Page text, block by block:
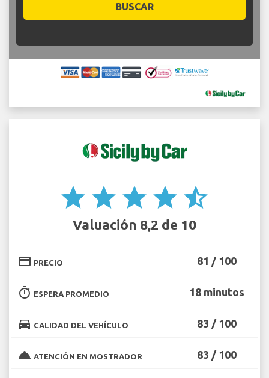
BUSCAR
star star star star star_half
Valuación 8,2 de 10
credit_card PRECIO 81 / 100
timer ESPERA PROMEDIO 18 minutos
directions_car CALIDAD DEL VEHÍCULO 83 / 100
room_service ATENCIÓN EN MOSTRADOR 83 / 100